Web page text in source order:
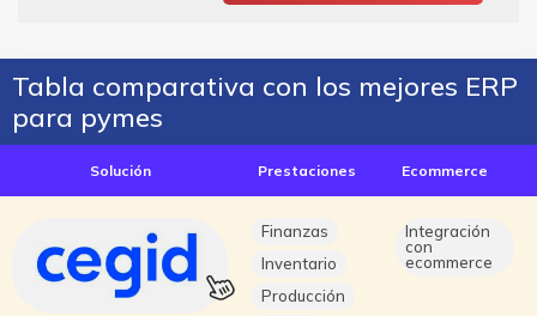
Tabla comparativa con los mejores ERP
para pymes
Solución Prestaciones Ecommerce
Finanzas
Inventario
Producción
Integración
con
ecommerce